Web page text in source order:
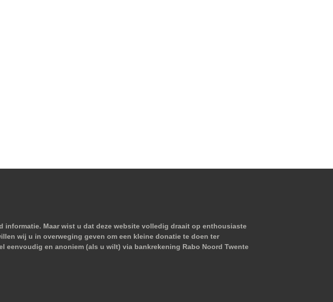
informatie. Maar wist u dat deze website volledig draait op enthousiaste
wij u in overweging geven om een kleine donatie te doen ter
eenvoudig en anoniem (als u wilt) via bankrekening Rabo Noord Twente